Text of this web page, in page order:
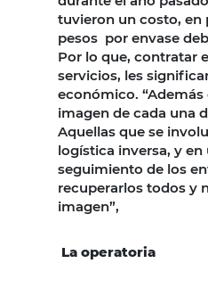
tuvieron un costo,
pesos por envase
Por lo que, contratar
servicios, les
económico.
imagen de cada una
Aquellas que se
logística inversa, y en
seguimiento de los
recuperarlos todos y
imagen”,
La operatoria